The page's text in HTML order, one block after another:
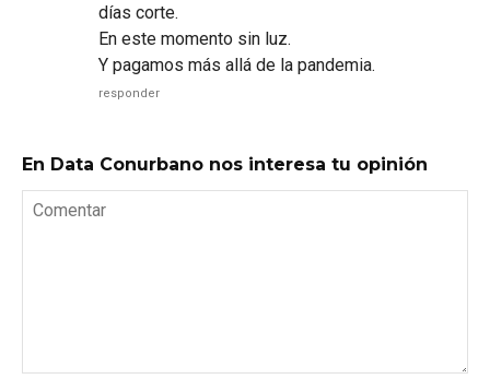
días corte.
En este momento sin luz.
Y pagamos más allá de la pandemia.
responder
En Data Conurbano nos interesa tu opinión